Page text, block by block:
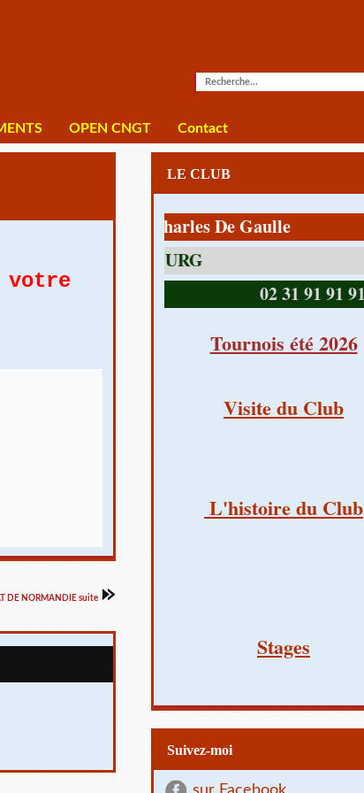
OPEN CNGT Contact
votre
DE NORMANDIE suite
LE CLUB
1 av Charles De Gaulle
02 31 91 91 91
Tournois été 2026
Visite du Club
L'histoire du Club
Stages
Suivez-moi
sur Facebook